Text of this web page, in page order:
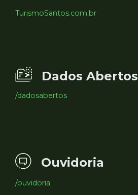
TurismoSantos.com.br
Dados Abertos
/dadosabertos
Ouvidoria
/ouvidoria